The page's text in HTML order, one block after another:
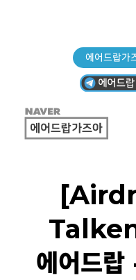
에어드랍가
Talken
에어드